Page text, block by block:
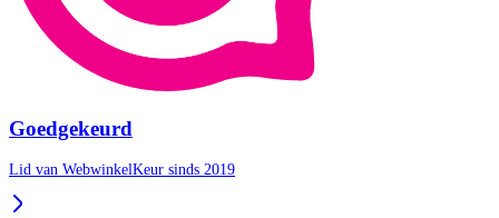
Goedgekeurd
Lid van WebwinkelKeur sinds 2019